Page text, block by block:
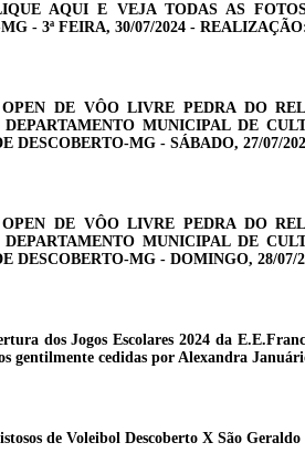
AQUI E VEJA TODAS AS
- 3ª FEIRA, 30/07/2024 -
OPEN DE VÔO LIVRE PEDRA DO
MUNICIPAL DE
DESCOBERTO-MG - SÁBADO, 27/07/
OPEN DE VÔO LIVRE PEDRA DO
MUNICIPAL DE
DESCOBERTO-MG - DOMINGO, 28/07/
dos Jogos Escolares 2024 da
gentilmente cedidas por Alexandra
de Voleibol Descoberto X São